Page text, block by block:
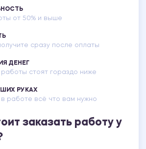
от 50% и выше
сразу после оплаты
ДЕНЕГ
стоят гораздо ниже
РУКАХ
работе всё что вам нужно
заказать работу у